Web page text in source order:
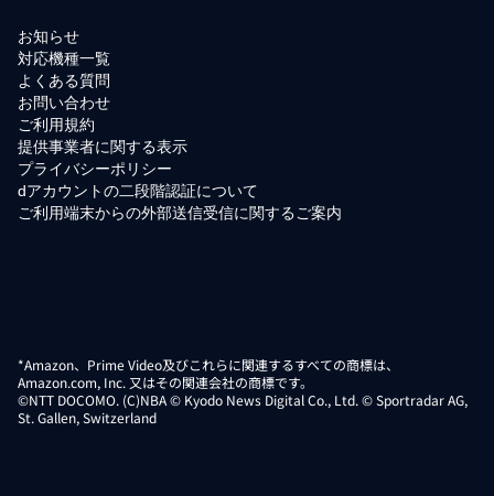
お知らせ
対応機種一覧
よくある質問
お問い合わせ
ご利用規約
提供事業者に関する表示
プライバシーポリシー
dアカウントの二段階認証について
ご利用端末からの外部送信受信に関するご案内
*Amazon、Prime Video及びこれらに関連するすべての商標は、
Amazon.com, Inc. 又はその関連会社の商標です。
©NTT DOCOMO. (C)NBA © Kyodo News Digital Co., Ltd. © Sportradar AG,
St. Gallen, Switzerland